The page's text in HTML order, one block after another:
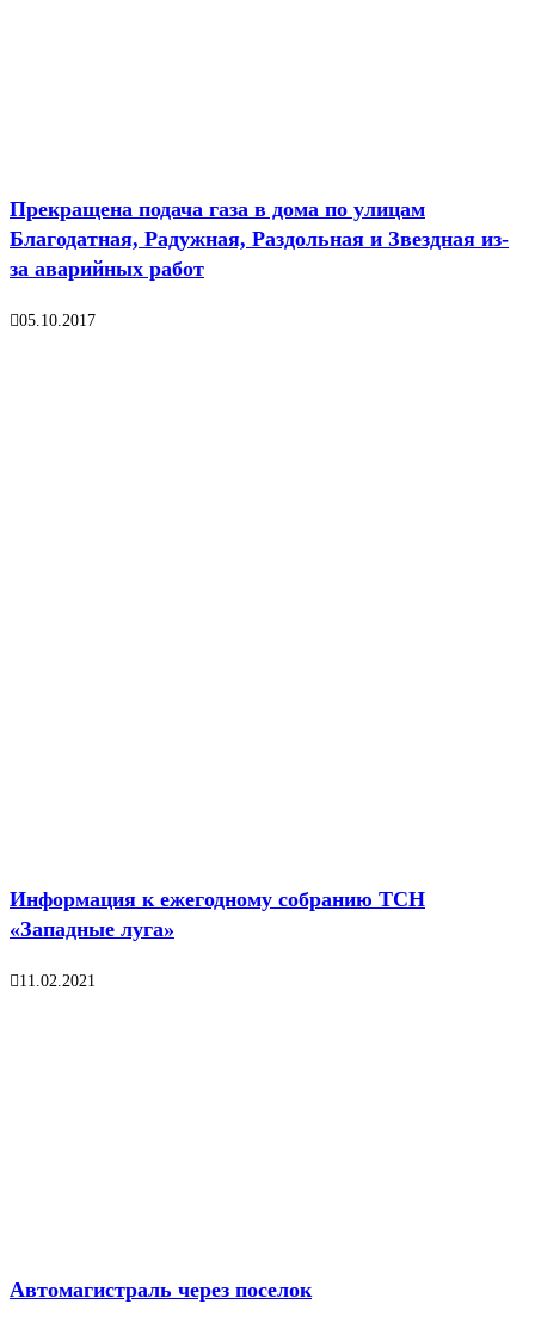
Прекращена подача газа в дома по улицам
Благодатная, Радужная, Раздольная и Звездная из-
за аварийных работ
05.10.2017
Информация к ежегодному собранию ТСН
«Западные луга»
11.02.2021
Автомагистраль через поселок